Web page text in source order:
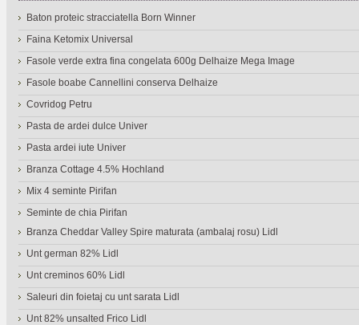
Baton proteic stracciatella Born Winner
Faina Ketomix Universal
Fasole verde extra fina congelata 600g Delhaize Mega Image
Fasole boabe Cannellini conserva Delhaize
Covridog Petru
Pasta de ardei dulce Univer
Pasta ardei iute Univer
Branza Cottage 4.5% Hochland
Mix 4 seminte Pirifan
Seminte de chia Pirifan
Branza Cheddar Valley Spire maturata (ambalaj rosu) Lidl
Unt german 82% Lidl
Unt creminos 60% Lidl
Saleuri din foietaj cu unt sarata Lidl
Unt 82% unsalted Frico Lidl